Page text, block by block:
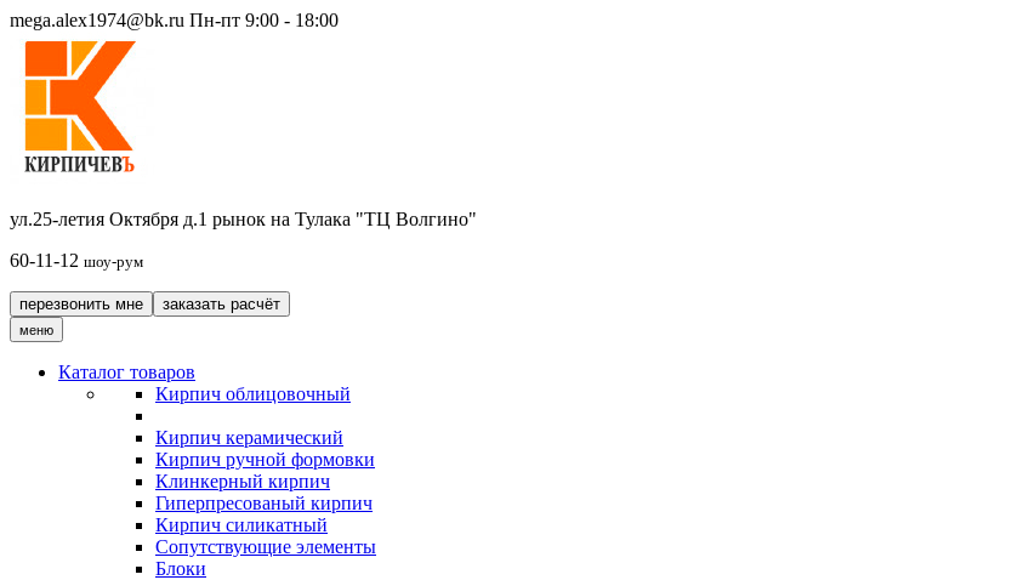
mega.alex1974@bk.ru Пн-пт 9:00 - 18:00
ул.25-летия Октября д.1 рынок на Тулака "ТЦ Волгино"
60-11-12 шоу-рум
перезвонить мне заказать расчёт
меню
Каталог товаров
Кирпич облицовочный
Кирпич керамический
Кирпич ручной формовки
Клинкерный кирпич
Гиперпресованый кирпич
Кирпич силикатный
Сопутствующие элементы
Блоки